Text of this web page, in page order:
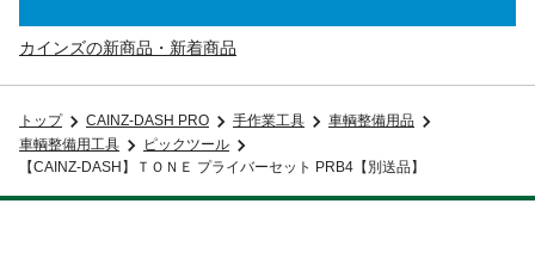
カインズの新商品・新着商品
トップ CAINZ-DASH PRO 手作業工具
車輌整備用品
車輌整備用工具
ピックツール
【CAINZ-DASH】ＴＯＮＥ プライバーセット PRB4【別送品】